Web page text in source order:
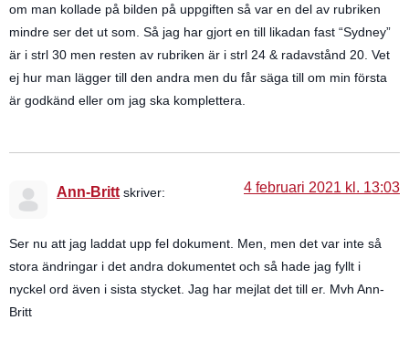
om man kollade på bilden på uppgiften så var en del av rubriken
mindre ser det ut som. Så jag har gjort en till likadan fast “Sydney”
är i strl 30 men resten av rubriken är i strl 24 & radavstånd 20. Vet
ej hur man lägger till den andra men du får säga till om min första
är godkänd eller om jag ska komplettera.
Ann-Britt skriver: 4 februari 2021 kl. 13:03
Ser nu att jag laddat upp fel dokument. Men, men det var inte så
stora ändringar i det andra dokumentet och så hade jag fyllt i
nyckel ord även i sista stycket. Jag har mejlat det till er. Mvh Ann-
Britt